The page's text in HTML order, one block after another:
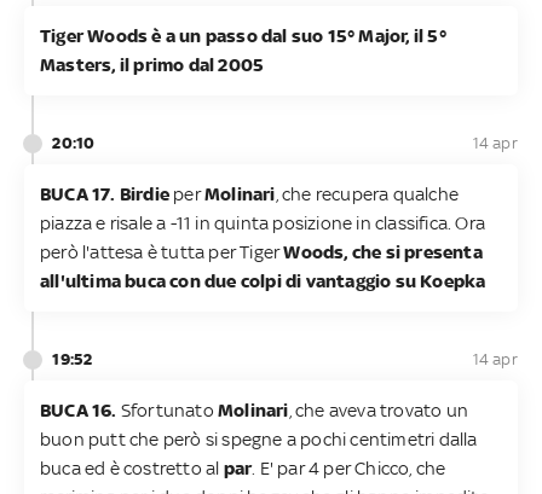
Tiger Woods è a un passo dal suo 15° Major, il 5°
Masters, il primo dal 2005
20:10 14 apr
BUCA 17. Birdie perMolinari , che recupera qualche
piazza e risale a -11 in quinta posizione in classifica. Ora
però l'attesa è tutta per TigerWoods, che si presenta
all'ultima buca con due colpi di vantaggio su Koepka
19:52 14 apr
BUCA 16. Sfortunato Molinari , che aveva trovato un
buon putt che però si spegne a pochi centimetri dalla
buca ed è costretto al par. E' par 4 per Chicco, che